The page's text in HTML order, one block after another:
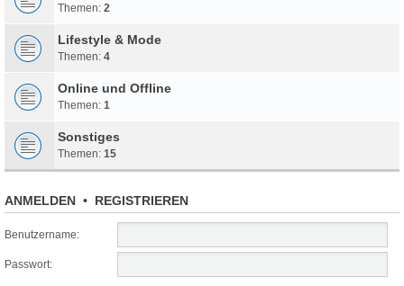
Themen: 2
Lifestyle & Mode
Themen: 4
Online und Offline
Themen: 1
Sonstiges
Themen: 15
ANMELDEN • REGISTRIEREN
Benutzername:
Passwort: